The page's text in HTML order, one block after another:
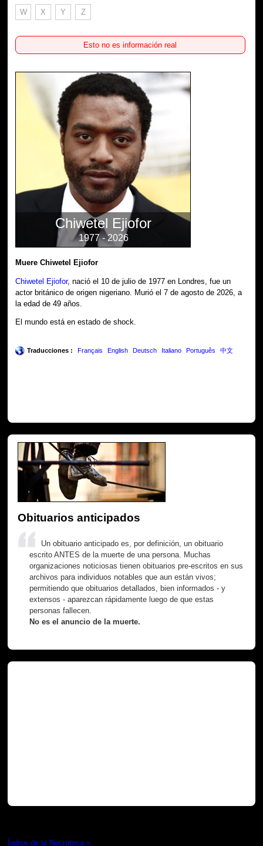
W X Y Z
Esto no es información real
Chiwetel Ejiofor
1977 - 2026
Muere Chiwetel Ejiofor
Chiwetel Ejiofor, nació el 10 de julio de 1977 en Londres, fue un
actor británico de origen nigeriano. Murió el 7 de agosto de 2026, a
la edad de 49 años.
El mundo está en estado de shock.
Traducciones : Français English Deutsch Italiano Português 中文
Obituarios anticipados
Un obituario anticipado es, por definición, un obituario
escrito ANTES de la muerte de una persona. Muchas
organizaciones noticiosas tienen obituarios pre-escritos en sus
archivos para individuos notables que aun están vivos;
permitiendo que obituarios detallados, bien informados - y
extensos - aparezcan rápidamente luego de que estas
personas fallecen.
No es el anuncio de la muerte.
Índice de la Necróteca »